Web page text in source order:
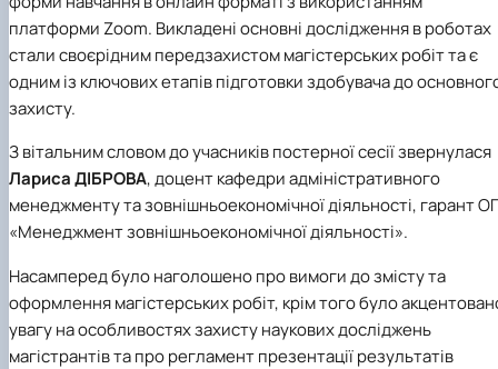
платформи Zoom. Викладені основні дослідження в роботах
стали своєрідним передзахистом магістерських робіт та є
одним із ключових етапів підготовки здобувача до
захисту.
З вітальним словом до учасників постерної сесії звернулася
Лариса ДІБРОВА, доцент кафедри адміністративного
менеджменту та зовнішньоекономічної діяльності, гарант
«Менеджмент зовнішньоекономічної діяльності».
Насамперед було наголошено про вимоги до змісту та
оформлення магістерських робіт, крім того було
увагу на особливостях захисту наукових досліджень
магістрантів та про регламент презентації результатів